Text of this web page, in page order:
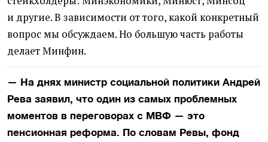
и другие. В зависимости от того, какой конкретный
вопрос мы обсуждаем. Но большую часть работы
делает Минфин.
— На днях министр социальной политики Андрей
Рева заявил, что один из самых проблемных
моментов в переговорах с МВФ — это
пенсионная реформа. По словам Ревы, фонд